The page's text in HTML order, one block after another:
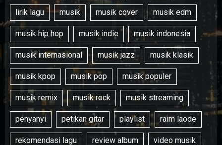
lirik lagu musik musik cover musik edm
musik hip hop musik indie musik indonesia
musik internasional musik jazz musik klasik
musik kpop musik pop musik populer
musik remix musik rock musik streaming
penyanyi petikan gitar playlist raim laode
rekomendasi lagu review album video musik